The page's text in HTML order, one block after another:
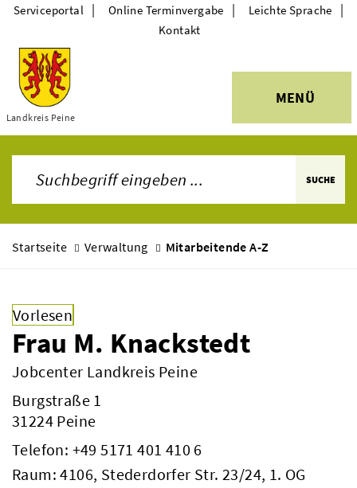
Themen
Landkreis Peine
MENÜ
Serviceportal | Online Terminvergabe | Leichte Sprache |
Kontakt
SUCHE
Startseite Verwaltung Mitarbeitende A-Z
Vorlesen
Frau M. Knackstedt
Jobcenter Landkreis Peine
Burgstraße 1
31224 Peine
Telefon: +49 5171 401 410 6
Raum: 4106, Stederdorfer Str. 23/24, 1. OG